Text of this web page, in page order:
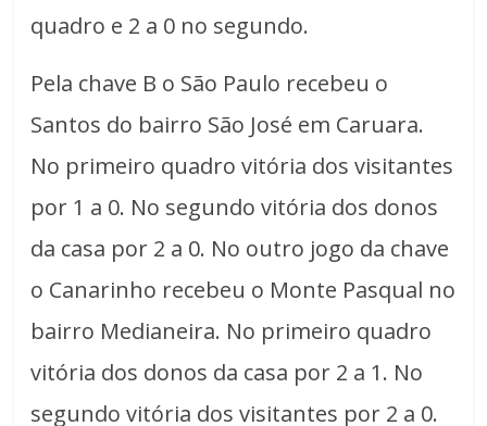
quadro e 2 a 0 no segundo.
Pela chave B o São Paulo recebeu o
Santos do bairro São José em Caruara.
No primeiro quadro vitória dos visitantes
por 1 a 0. No segundo vitória dos donos
da casa por 2 a 0. No outro jogo da chave
o Canarinho recebeu o Monte Pasqual no
bairro Medianeira. No primeiro quadro
vitória dos donos da casa por 2 a 1. No
segundo vitória dos visitantes por 2 a 0.